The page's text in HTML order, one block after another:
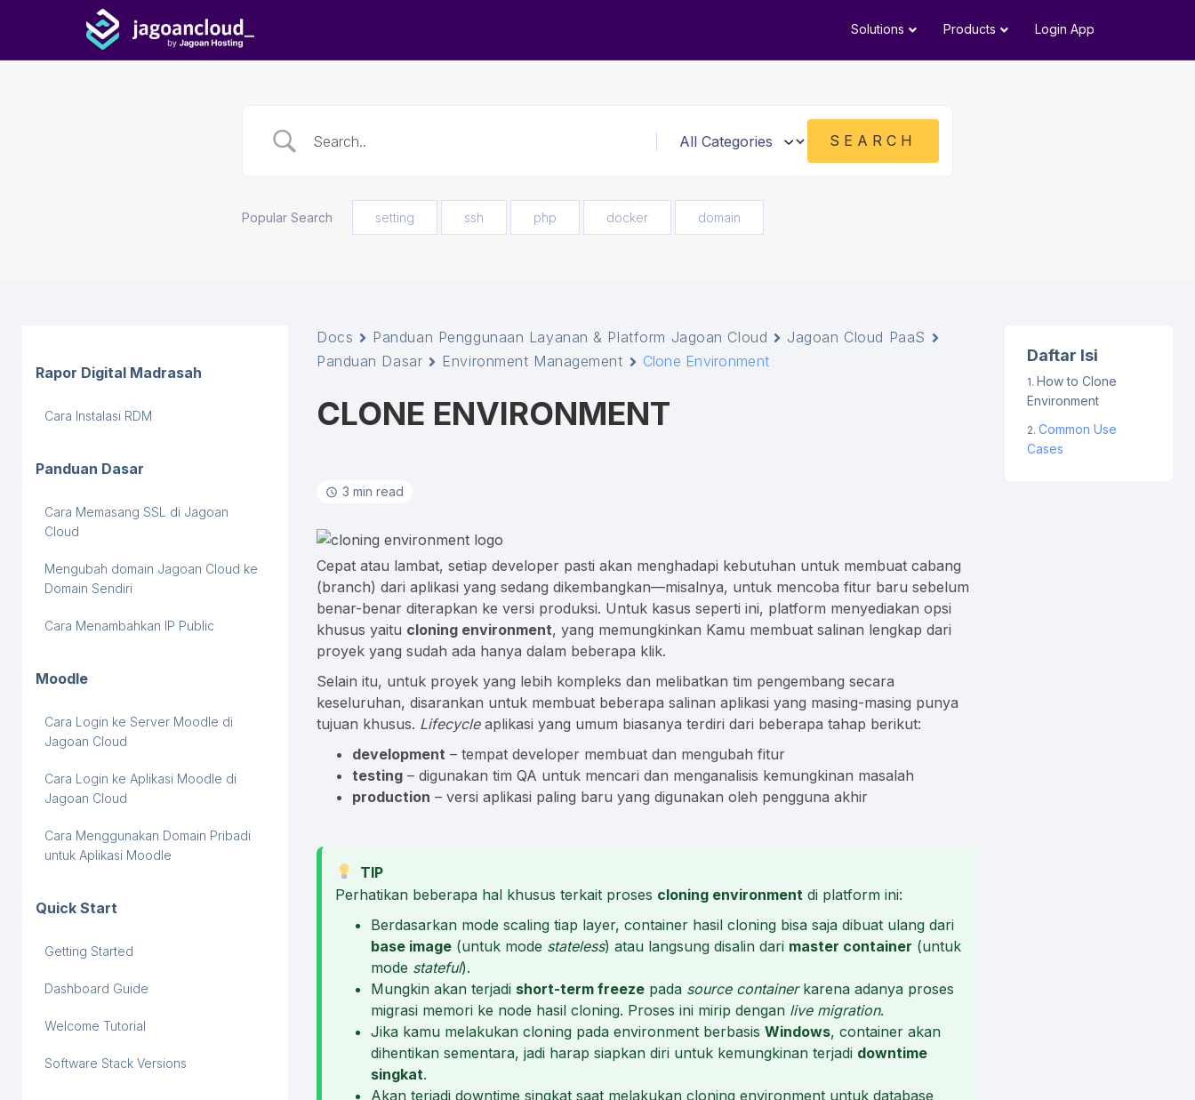
Solutions Products Login App
Popular Search setting ssh php docker domain
Rapor Digital Madrasah
Cara Instalasi RDM
Panduan Dasar
Cara Memasang SSL di Jagoan
Cloud
Mengubah domain Jagoan Cloud ke
Domain Sendiri
Cara Menambahkan IP Public
Moodle
Cara Login ke Server Moodle di
Jagoan Cloud
Cara Login ke Aplikasi Moodle di
Jagoan Cloud
Cara Menggunakan Domain Pribadi
untuk Aplikasi Moodle
Quick Start
Getting Started
Dashboard Guide
Welcome Tutorial
Software Stack Versions
Docs Panduan Penggunaan Layanan & Platform Jagoan Cloud
Jagoan Cloud PaaS
Panduan Dasar
Environment Management Clone Environment
CLONE ENVIRONMENT
3 min read
Cepat atau lambat, setiap developer pasti akan menghadapi kebutuhan untuk membuat cabang
(branch) dari aplikasi yang sedang dikembangkan—misalnya, untuk mencoba fitur baru sebelum
benar-benar diterapkan ke versi produksi. Untuk kasus seperti ini, platform menyediakan opsi
khusus yaitu cloning environment, yang memungkinkan Kamu membuat salinan lengkap dari
proyek yang sudah ada hanya dalam beberapa klik.
Selain itu, untuk proyek yang lebih kompleks dan melibatkan tim pengembang secara
keseluruhan, disarankan untuk membuat beberapa salinan aplikasi yang masing-masing punya
tujuan khusus. Lifecycleaplikasi yang umum biasanya terdiri dari beberapa tahap berikut:
development – tempat developer membuat dan mengubah fitur
testing– digunakan tim QA untuk mencari dan menganalisis kemungkinan masalah
production – versi aplikasi paling baru yang digunakan oleh pengguna akhir
TIP
Perhatikan beberapa hal khusus terkait proses cloning environmentdi platform ini:
Berdasarkan mode scaling tiap layer, container hasil cloning bisa saja dibuat ulang dari
base image(untuk mode stateless) atau langsung disalin dari master container (untuk
mode stateful).
Mungkin akan terjadi short-term freezepada source containerkarena adanya proses
migrasi memori ke node hasil cloning. Proses ini mirip dengan live migration.
Jika kamu melakukan cloning pada environment berbasis Windows, container akan
dihentikan sementara, jadi harap siapkan diri untuk kemungkinan terjadi downtime
singkat.
Akan terjadi downtime singkat saat melakukan cloning environment untuk database
Daftar Isi
How to Clone
Environment
Common Use
Cases